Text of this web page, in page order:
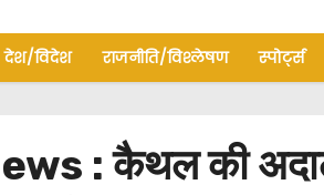
देश/विदेश राजनीति/विश्लेषण स्पोर्ट्स
: कैथल की